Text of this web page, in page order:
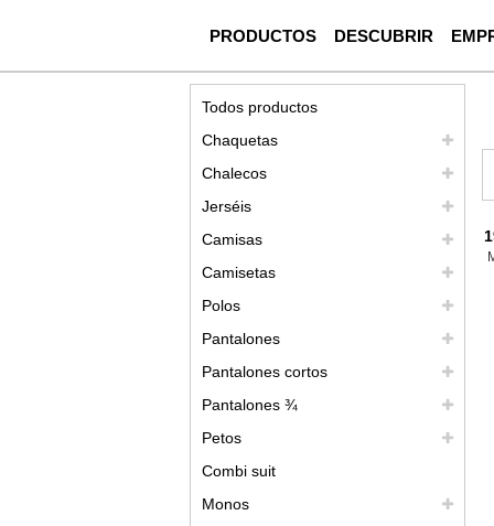
PRODUCTOS DESCUBRIR
Todos productos
Chaquetas
Chalecos
Jerséis
Camisas
Camisetas
Polos
Pantalones
Pantalones cortos
Pantalones ¾
Petos
Combi suit
Monos